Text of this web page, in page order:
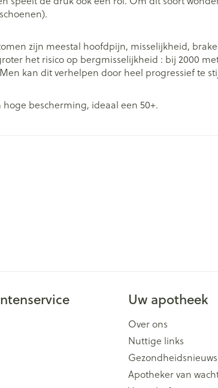
zijn meestal hoofdpijn, misselijkheid,
het risico op bergmisselijkheid : bij 2000
kan dit verhelpen door heel progressief te
bescherming, ideaal een 50+.
Uw apotheek
Over ons
Nuttige links
Gezondheidsnieuws
Apotheker van